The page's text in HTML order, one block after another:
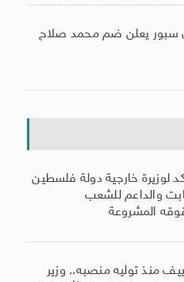
سبور يعلن ضم محمد صلاح
لوزيرة خارجية دولة فلسطين
والداعم للشعب
المشروعة
منذ توليه منصبه.. وزير